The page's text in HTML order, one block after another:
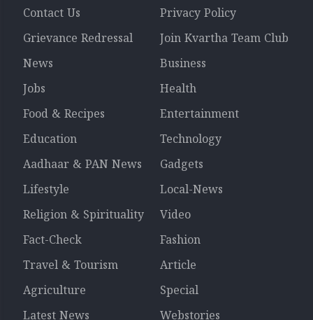
Contact Us
Privacy Policy
Grievance Redressal
Join Kvartha Team Club
News
Business
Jobs
Health
Food & Recipes
Entertainment
Education
Technology
Aadhaar & PAN News
Gadgets
Lifestyle
Local-News
Religion & Spirituality
Video
Fact-Check
Fashion
Travel & Tourism
Article
Agriculture
Special
Latest News
Webstories